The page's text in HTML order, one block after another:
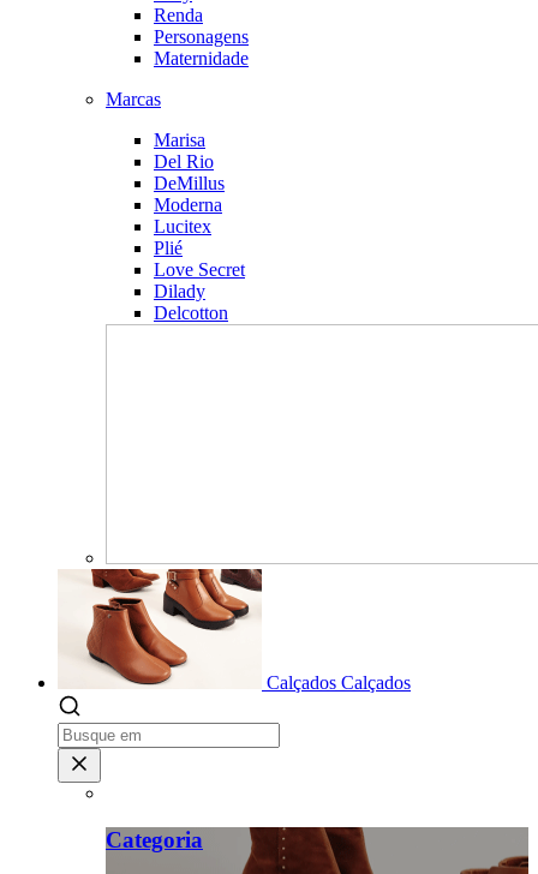
Renda
Personagens
Maternidade
Marcas
Marisa
Del Rio
DeMillus
Moderna
Lucitex
Plié
Love Secret
Dilady
Delcotton
Calçados Calçados
Categoria